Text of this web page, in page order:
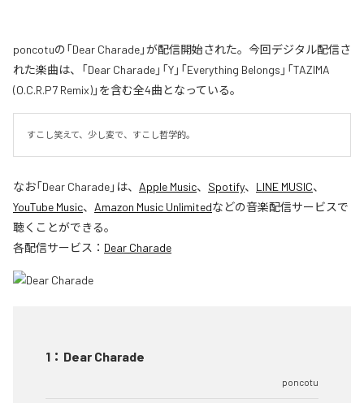
poncotuの「Dear Charade」が配信開始された。今回デジタル配信さ
れた楽曲は、「Dear Charade」「Y」「Everything Belongs」「TAZIMA
(O.C.R.P7 Remix)」を含む全4曲となっている。
すこし笑えて、少し変で、すこし哲学的。
なお「Dear Charade」は、 Apple Music、 Spotify、 LINE MUSIC、
YouTube Music、 Amazon Music Unlimitedなどの音楽配信サービスで
聴くことができる。
各配信サービス： Dear Charade
1 ： Dear Charade
poncotu